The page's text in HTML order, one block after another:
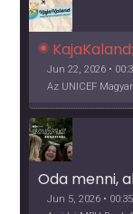
Jun 22, 2026 •
Oda menni,
Vidék,
Jun 5, 2026 •